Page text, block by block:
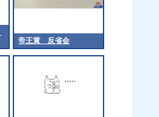
帝王賞 反省会